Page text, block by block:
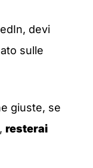
devi
sulle
giuste, se
resterai